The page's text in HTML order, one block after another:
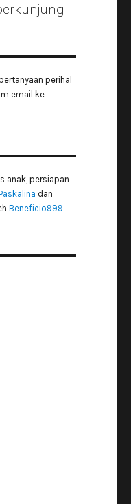
perihal
email ke
anak, persiapan
dan
Beneficio999